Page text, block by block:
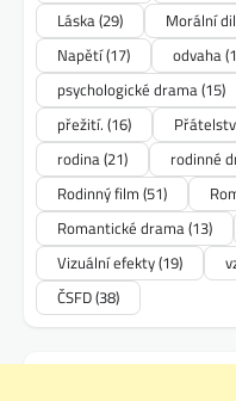
Láska(29) Morální
Napětí(17) odvaha
psychologické drama(15)
přežití. (16)
rodina(21) rodinné
Rodinný film (51)
Romantické drama(13)
Vizuální efekty(19)
ČSFD(38)